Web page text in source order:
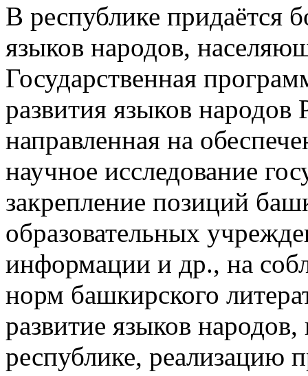
В республике придаётся
языков народов,
Государственная
развития языков
направленная на
научное исследование
закрепление позиций
образовательных
информации и др., на
норм башкирского
развитие языков
республике, реализацию